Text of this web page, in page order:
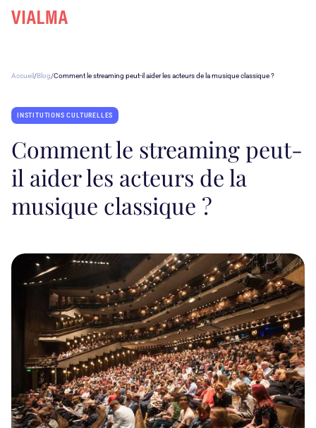
Accueil /Blog/Comment le streaming peut-il aider les acteurs de la musique classique ?
INSTITUTIONS CULTURELLES
Comment le streaming peut-
il aider les acteurs de la
musique classique ?